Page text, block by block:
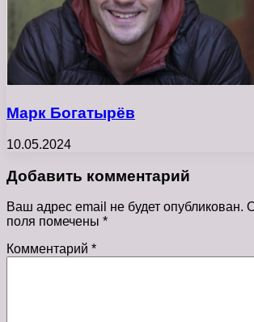
Марк Богатырёв
10.05.2024
Добавить комментарий
Ваш адрес email не будет опубликован.
поля помечены *
Комментарий *